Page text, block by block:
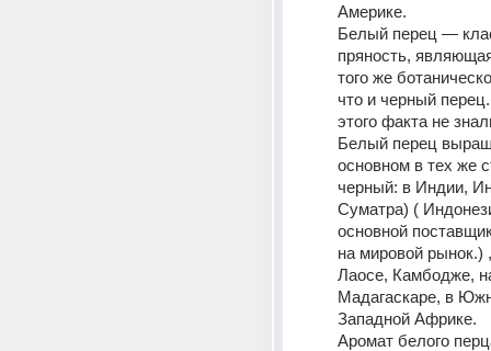
Америке.
Белый перец —
пряность,
того же
что и черный
этого факта не
Белый перец
основном в тех же
черный: в Индии,
Суматра) (
основной
на мировой рынок.)
Лаосе, Камбодже,
Мадагаскаре, в
Западной Африке.
Аромат белого